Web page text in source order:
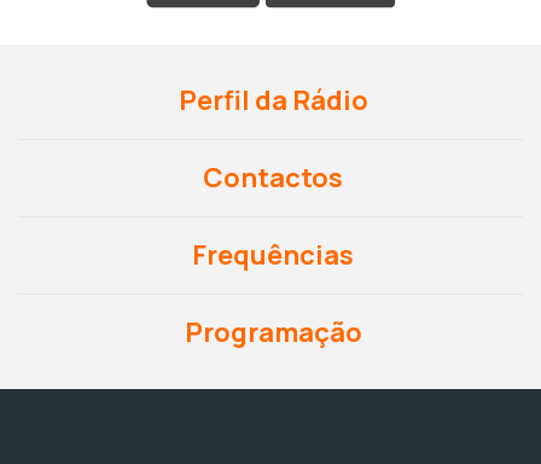
Perfil da Rádio
Contactos
Frequências
Programação